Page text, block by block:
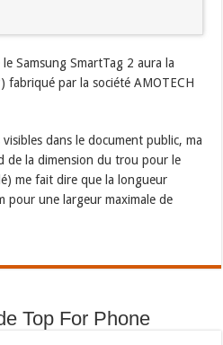
Samsung SmartTag 2 aura la
fabriqué par la société AMOTECH
dans le document public, ma
de la dimension du trou pour le
me fait dire que la longueur
pour une largeur maximale de
Top For Phone